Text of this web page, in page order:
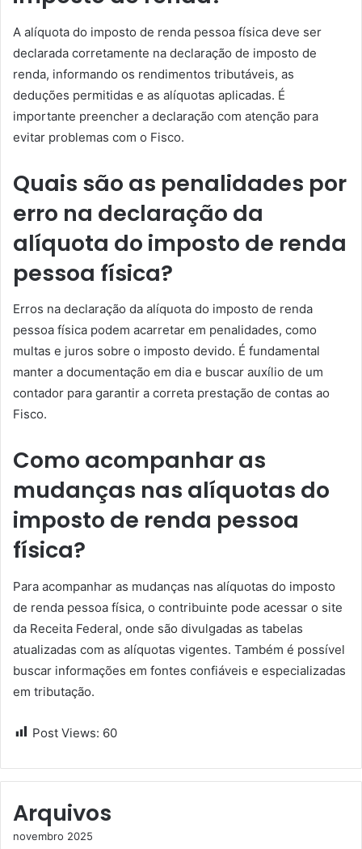
A alíquota do imposto de renda pessoa física deve ser
declarada corretamente na declaração de imposto de
renda, informando os rendimentos tributáveis, as
deduções permitidas e as alíquotas aplicadas. É
importante preencher a declaração com atenção para
evitar problemas com o Fisco.
Quais são as penalidades por
erro na declaração da
alíquota do imposto de renda
pessoa física?
Erros na declaração da alíquota do imposto de renda
pessoa física podem acarretar em penalidades, como
multas e juros sobre o imposto devido. É fundamental
manter a documentação em dia e buscar auxílio de um
contador para garantir a correta prestação de contas ao
Fisco.
Como acompanhar as
mudanças nas alíquotas do
imposto de renda pessoa
física?
Para acompanhar as mudanças nas alíquotas do imposto
de renda pessoa física, o contribuinte pode acessar o site
da Receita Federal, onde são divulgadas as tabelas
atualizadas com as alíquotas vigentes. Também é possível
buscar informações em fontes confiáveis e especializadas
em tributação.
Post Views: 60
Arquivos
novembro 2025